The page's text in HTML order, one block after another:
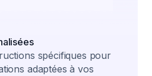
spécifiques pour
adaptées à vos